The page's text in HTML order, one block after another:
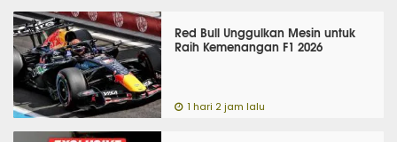
Red Bull Unggulkan Mesin untuk
Raih Kemenangan F1 2026
1 hari 2 jam lalu